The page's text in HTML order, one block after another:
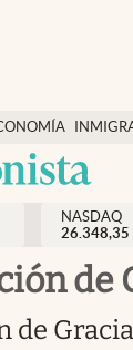
NASDAQ
26.348,35
de
de